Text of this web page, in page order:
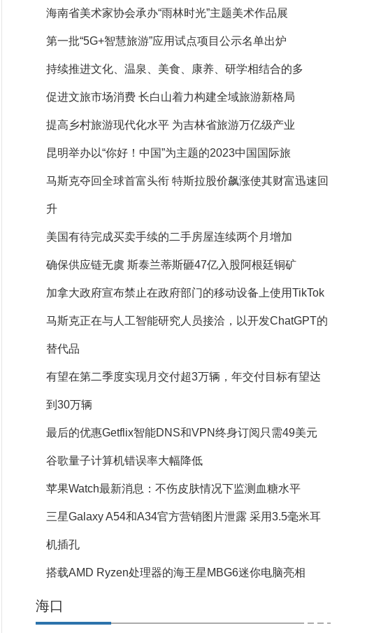
海南省美术家协会承办“雨林时光”主题美术作品展
第一批“5G+智慧旅游”应用试点项目公示名单出炉
持续推进文化、温泉、美食、康养、研学相结合的多
促进文旅市场消费 长白山着力构建全域旅游新格局
提高乡村旅游现代化水平 为吉林省旅游万亿级产业
昆明举办以“你好！中国”为主题的2023中国国际旅
马斯克夺回全球首富头衔 特斯拉股价飙涨使其财富迅速回
升
美国有待完成买卖手续的二手房屋连续两个月增加
确保供应链无虞 斯泰兰蒂斯砸47亿入股阿根廷铜矿
加拿大政府宣布禁止在政府部门的移动设备上使用TikTok
马斯克正在与人工智能研究人员接洽，以开发ChatGPT的
替代品
有望在第二季度实现月交付超3万辆，年交付目标有望达
到30万辆
最后的优惠Getflix智能DNS和VPN终身订阅只需49美元
谷歌量子计算机错误率大幅降低
苹果Watch最新消息：不伤皮肤情况下监测血糖水平
三星Galaxy A54和A34官方营销图片泄露 采用3.5毫米耳
机插孔
搭载AMD Ryzen处理器的海王星MBG6迷你电脑亮相
海口